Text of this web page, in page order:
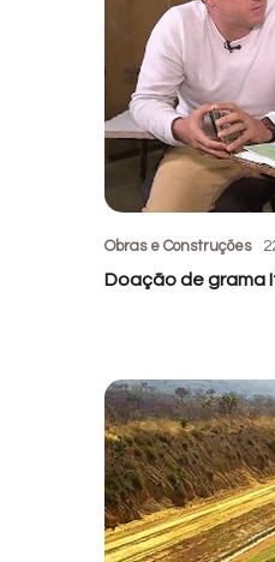
Obras e Construções
Doação de grama